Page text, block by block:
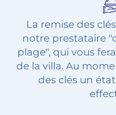
La remise des
notre prestataire
plage", qui vous
de la villa. Au
des clés un